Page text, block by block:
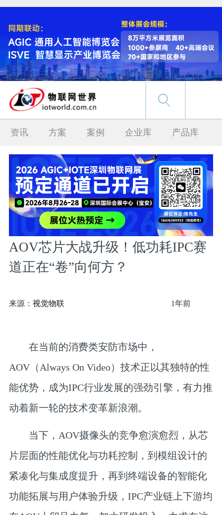
资讯 方案 案例 企业库 产品库
AOV芯片大战升级！低功耗IPC赛
道正在“卷”向何方？
来源： 视觉物联 1年前
在当前的消费类安防市场中，
AOV（Always On Video）技术正以其独特的性
能优势，成为IPC行业发展的强劲引擎，有力推
动着新一轮的技术变革新浪潮。
当下，AOV摄像头的竞争愈演愈烈，从芯
片层面的性能优化与功耗控制，到模组设计的
紧凑化与集成度提升，再到终端设备的智能化
功能拓展与用户体验升级，IPC产业链上下游均